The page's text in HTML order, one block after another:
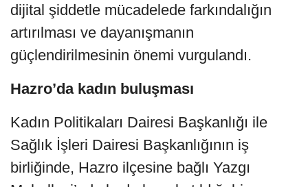
dijital şiddetle mücadelede farkındalığın
artırılması ve dayanışmanın
güçlendirilmesinin önemi vurgulandı.
Hazro’da kadın buluşması
Kadın Politikaları Dairesi Başkanlığı ile
Sağlık İşleri Dairesi Başkanlığının iş
birliğinde, Hazro ilçesine bağlı Yazgı